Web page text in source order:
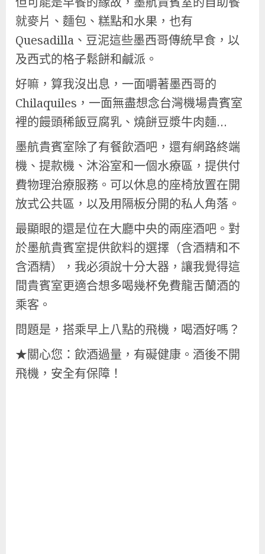
就麥片、麵包、糕點和水果，也有
Quesadilla、豆泥這些墨西哥傳統早食，以
及西式的格子鬆餅和鹹派。
好嘛，算我沒出息，一面嚼著墨西哥的
Chilaquiles，一面無盡想念台灣機場貴賓室
裡的饅頭稀飯豆腐乳、燒餅豆漿牛肉麵…
墨航貴賓室除了有餐飲酒吧，還有網路終端
機、提款機、沐浴室和一個水療區，提供付
費物理治療服務。可以休息的座椅放置在開
放式公共區，以及用隔板分開的私人角落。
最顯眼的還是位在大廳中央的兩座酒吧。對
於墨航貴賓室提供飲料的選擇（含酒精和不
含酒精），我必須說十分大器，讓我覺得這
間貴賓室更適合想多喝幾杯免費龍舌蘭酒的
乘客。
問題是，搭乘早上八點的飛機，喝酒好嗎？
★關心您：飲酒過量，有礙健康。酒後不開
飛機，安全有保障！